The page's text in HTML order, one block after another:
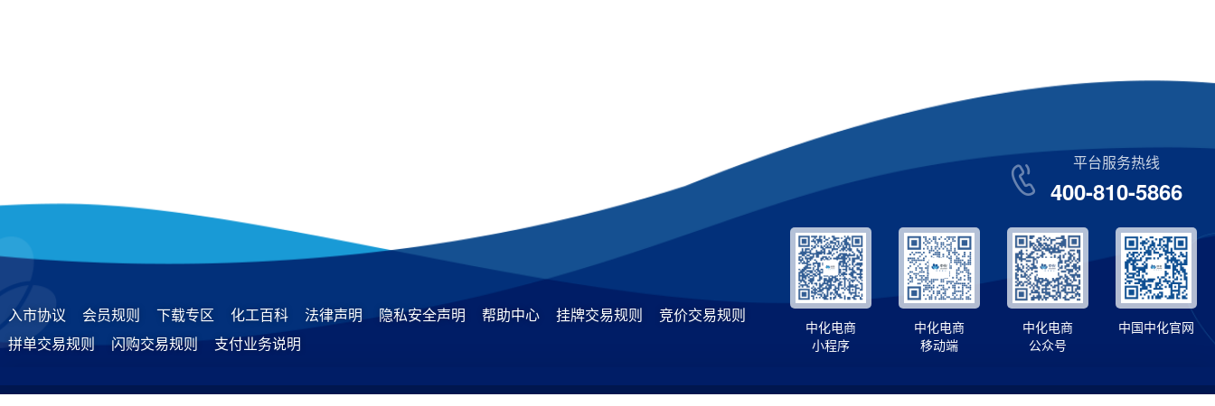
入市协议 会员规则 下载专区 化工百科 法律声明 隐私安全声明 帮助中心 挂牌交易规则
竞价交易规则
拼单交易规则
闪购交易规则 支付业务说明
平台服务热线
400-810-5866
中化电商
小程序
中化电商
移动端
中化电商
公众号
中国中化官网